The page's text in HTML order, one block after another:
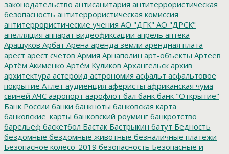
законодательство антисанитария антитеррористическая
безопасность антитеррористическая комиссия
антитеррористические учения АО "ДГК" АО "ДРСК"
апелляция аппарат видеофиксации апрель аптека
Арашуков Арбат Арена аренда земли арендная плата
арест арест счетов Армия Арнаполин арт-объекты Артеев
Артём Акименко Артём Куликов Архангельск архив
архитектура астероид астрономия асфальт асфальтовое
покрытие Атлет аудиенция аферисты африканская чума
свиней АЧС аэропорт аэрофлот бал банк банк "Открытие"
Банк России банки банкноты банковская карта
банковские_карты банковский роуминг банкротство
барельеф баскетбол Бастак Бастрыкин батут Бедность
бездомные бездомные животные безналичные платежи
Безопасное колесо-2019 безопасность Безопасные и